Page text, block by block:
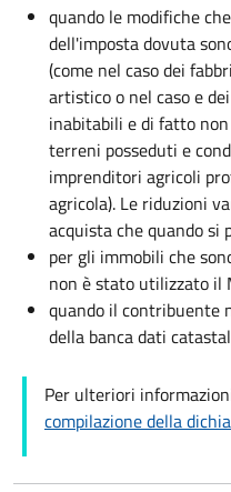
quando le modifiche
dell'imposta dovuta
(come nel caso dei
artistico o nel caso e
inabitabili e di fatto
terreni posseduti e
imprenditori agricoli
agricola). Le riduzioni
acquista che quando
per gli immobili che
non è stato utilizzato il
quando il contribuente
della banca dati
Per ulteriori
compilazione della